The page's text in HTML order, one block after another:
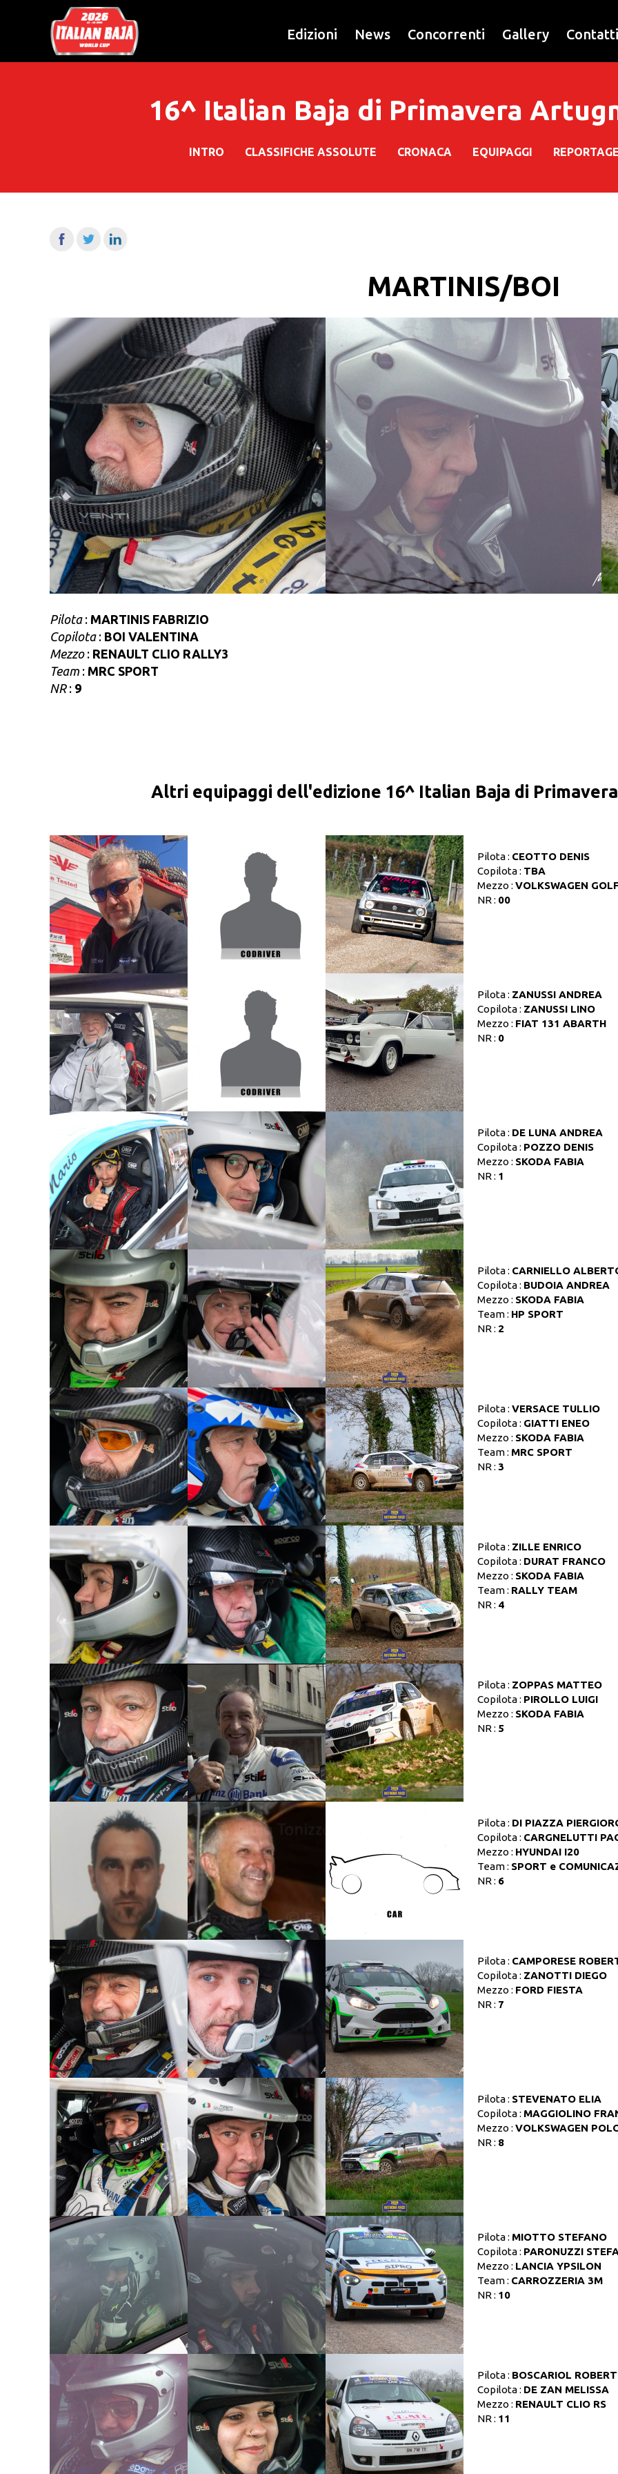
Edizioni News Concorrenti Gallery Contatti
16^ Italian Baja di Primavera
INTRO CLASSIFICHE ASSOLUTE CRONACA EQUIPAGGI
MARTINIS/BOI
Pilota: MARTINIS FABRIZIO
Copilota: BOI VALENTINA
Mezzo: RENAULT CLIO RALLY3
Team : MRC SPORT
NR: 9
Altri equipaggi dell'edizione 16^ Italian Baja di
Pilota : CEOTTO DENIS
Copilota : TBA
Mezzo : VOLKSWAGEN
NR : 00
Pilota : ZANUSSI ANDREA
Copilota : ZANUSSI LINO
Mezzo : FIAT 131 ABARTH
NR : 0
Pilota : DE LUNA ANDREA
Copilota : POZZO DENIS
Mezzo : SKODA FABIA
NR : 1
Pilota : CARNIELLO
Copilota : BUDOIA ANDREA
Mezzo : SKODA FABIA
Team : HP SPORT
NR : 2
Pilota : VERSACE TULLIO
Copilota : GIATTI ENEO
Mezzo : SKODA FABIA
Team : MRC SPORT
NR : 3
Pilota : ZILLE ENRICO
Copilota : DURAT FRANCO
Mezzo : SKODA FABIA
Team : RALLY TEAM
NR : 4
Pilota : ZOPPAS MATTEO
Copilota : PIROLLO LUIGI
Mezzo : SKODA FABIA
NR : 5
Pilota : DI PIAZZA
Copilota : CARGNELUTTI
Mezzo : HYUNDAI I20
Team : SPORT e
NR : 6
Pilota : CAMPORESE
Copilota : ZANOTTI DIEGO
Mezzo : FORD FIESTA
NR : 7
Pilota : STEVENATO ELIA
Copilota : MAGGIOLINO
Mezzo : VOLKSWAGEN
NR : 8
Pilota : MIOTTO STEFANO
Copilota : PARONUZZI
Mezzo : LANCIA YPSILON
Team : CARROZZERIA 3M
NR : 10
Pilota : BOSCARIOL
Copilota : DE ZAN MELISSA
Mezzo : RENAULT CLIO RS
NR : 11